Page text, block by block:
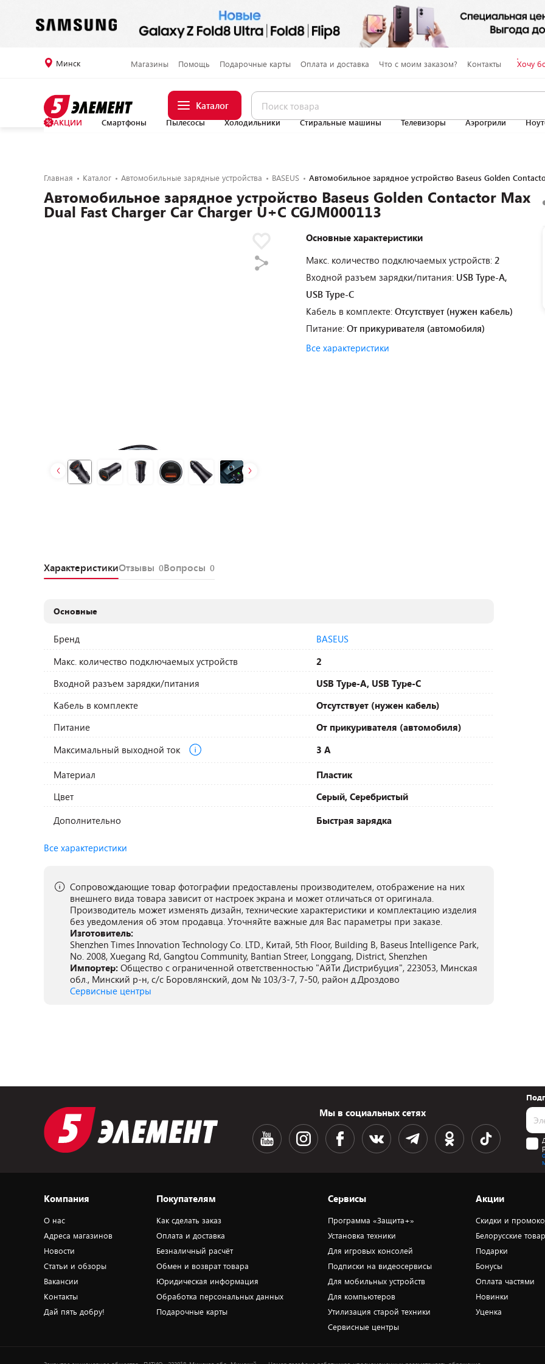
Минск Магазины Помощь Подарочные карты Оплата и доставка Что с моим заказом? Контакты Хочу
Каталог
АКЦИИ Смартфоны Пылесосы Холодильники Стиральные машины Телевизоры Аэрогрили
Главная Каталог Автомобильные зарядные устройства BASEUS Автомобильное зарядное устройство Baseus Golden
Автомобильное зарядное устройство Baseus Golden Contactor Max
Dual Fast Charger Car Charger U+C CGJM000113
Основные характеристики
Макс. количество подключаемых устройств: 2
Входной разъем зарядки/питания: USB Type-A,
USB Type-C
Кабель в комплекте: Отсутствует (нужен кабель)
Питание: От прикуривателя (автомобиля)
Все характеристики
ХарактеристикиОтзывы 0Вопросы 0
Основные
Бренд
BASEUS
Макс. количество подключаемых устройств
2
Входной разъем зарядки/питания
USB Type-A, USB Type-C
Кабель в комплекте
Отсутствует (нужен кабель)
Питание
От прикуривателя (автомобиля)
Максимальный выходной ток
3 А
Материал
Пластик
Цвет
Серый, Серебристый
Дополнительно
Быстрая зарядка
Все характеристики
Сопровождающие товар фотографии предоставлены производителем, отображение на них
внешнего вида товара зависит от настроек экрана и может отличаться от оригинала.
Производитель может изменять дизайн, технические характеристики и комплектацию изделия
без уведомления об этом продавца. Уточняйте важные для Вас параметры при заказе.
Изготовитель:
Shenzhen Times Innovation Technology Co. LTD., Китай, 5th Floor, Building B, Baseus Intelligence Park,
No. 2008, Xuegang Rd, Gangtou Community, Bantian Streer, Longgang, District, Shenzhen
Импортер: Общество с ограниченной ответственностью "АйТи Дистрибуция", 223053, Минская
обл., Минский р-н, с/с Боровлянский, дом № 103/3-7, 7-50, район д.Дроздово
Сервисные центры
Мы в социальных сетях
Компания
О нас
Адреса магазинов
Новости
Статьи и обзоры
Вакансии
Контакты
Дай пять добру!
Покупателям
Как сделать заказ
Оплата и доставка
Безналичный расчёт
Обмен и возврат товара
Юридическая информация
Обработка персональных данных
Подарочные карты
Сервисы
Программа «Защита+»
Установка техники
Для игровых консолей
Подписки на видеосервисы
Для мобильных устройств
Для компьютеров
Утилизация старой техники
Сервисные центры
Акции
Скидки и
Белорусские
Подарки
Бонусы
Оплата частями
Новинки
Уценка